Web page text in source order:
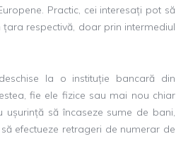
Practic, cei interesați pot să
respectivă, doar prin intermediul
la o instituție bancară din
fie ele fizice sau mai nou chiar
să încaseze sume de bani,
efectueze retrageri de numerar de